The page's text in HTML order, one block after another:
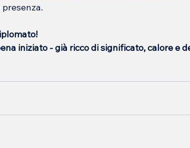
iniziato - già ricco di significato, calore e